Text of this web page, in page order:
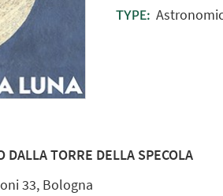
TYPE:
DALLA TORRE DELLA SPECOLA
33, Bologna